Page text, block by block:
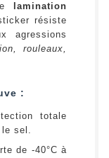
lamination
résiste
agressions
rouleaux,
:
totale
sel.
de -40°C à